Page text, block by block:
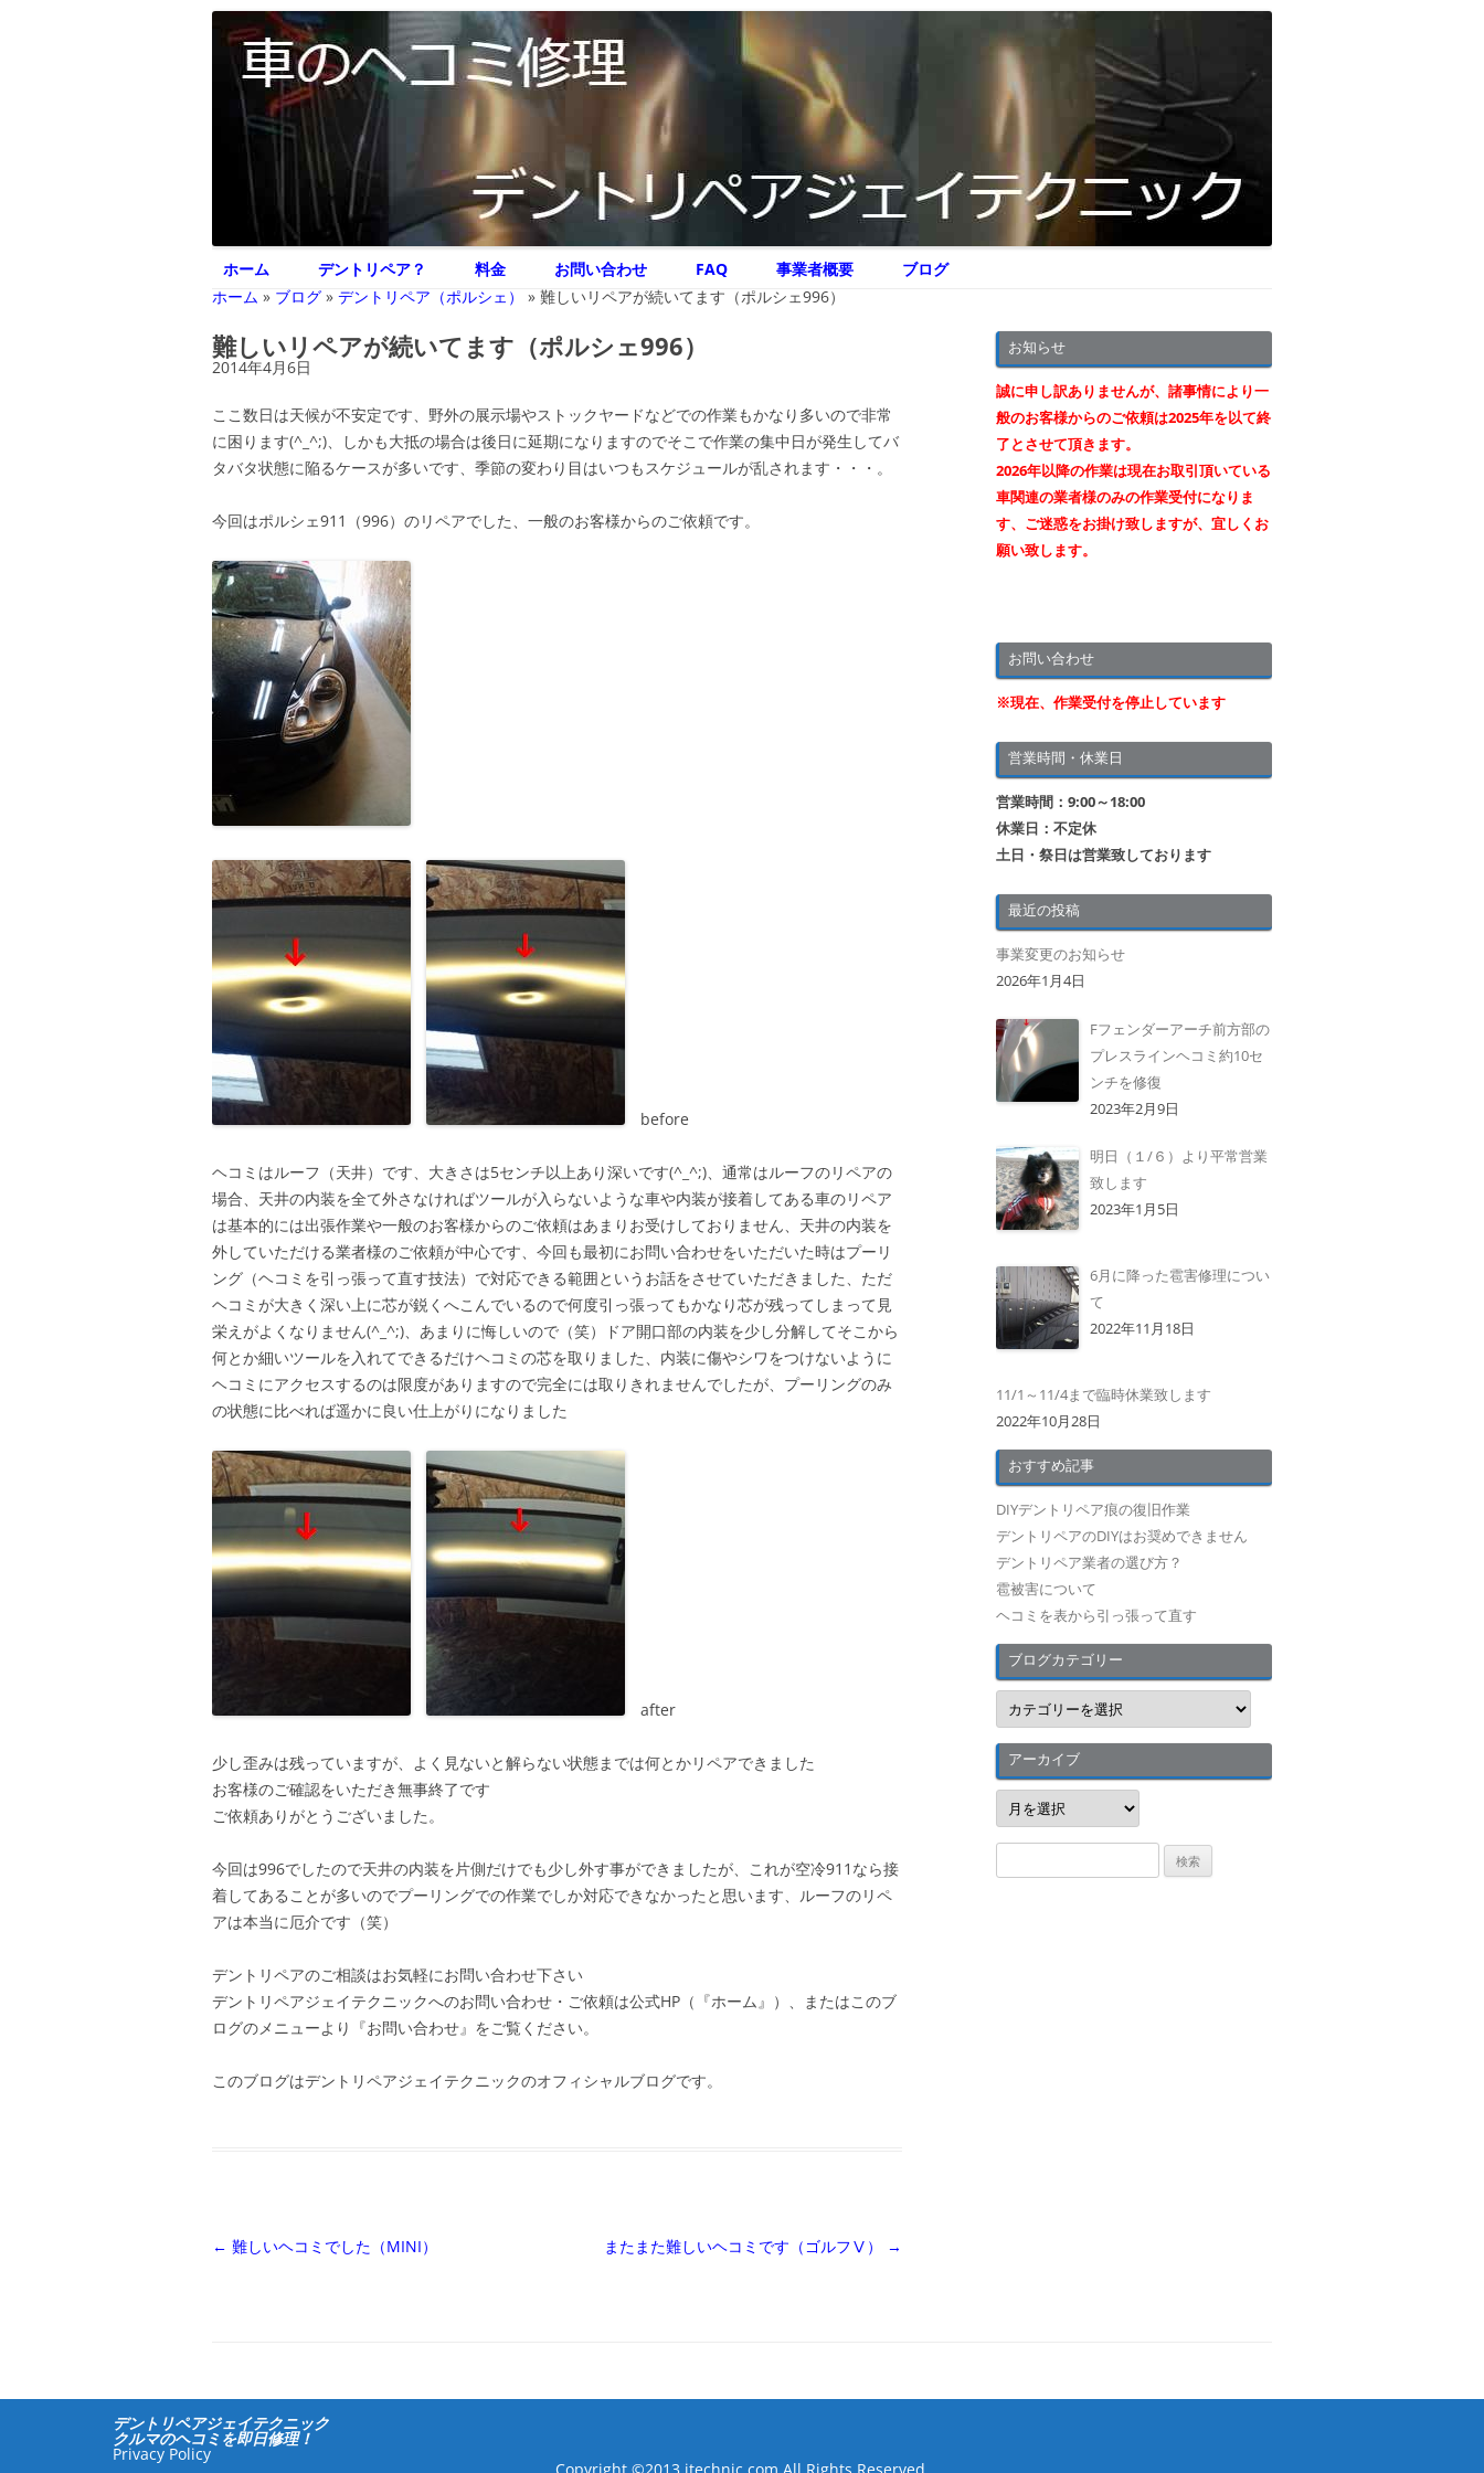
デントリペア ジェイテクニック
車のヘコミ修理専門 神奈川県横浜市 デントリペア ジェイテクニック
テ
ン
ホーム デントリペア？ 料金 お問い合わせ FAQ 事業者概要
ブログ
ホーム » ブログ » デントリペア（ポルシェ） » 難しいリペアが続いてます（ポルシェ996）
難しいリペアが続いてます（ポルシェ996）
2014年4月6日
ここ数日は天候が不安定です、野外の展示場やストックヤードなどでの作業もかなり多いので非常
に困ります(^_^;)、しかも大抵の場合は後日に延期になりますのでそこで作業の集中日が発生してバ
タバタ状態に陥るケースが多いです、季節の変わり目はいつもスケジュールが乱されます・・・。
今回はポルシェ911（996）のリペアでした、一般のお客様からのご依頼です。
before
ヘコミはルーフ（天井）です、大きさは5センチ以上あり深いです(^_^;)、通常はルーフのリペアの
場合、天井の内装を全て外さなければツールが入らないような車や内装が接着してある車のリペア
は基本的には出張作業や一般のお客様からのご依頼はあまりお受けしておりません、天井の内装を
外していただける業者様のご依頼が中心です、今回も最初にお問い合わせをいただいた時はプーリ
ング（ヘコミを引っ張って直す技法）で対応できる範囲というお話をさせていただきました、ただ
ヘコミが大きく深い上に芯が鋭くへこんでいるので何度引っ張ってもかなり芯が残ってしまって見
栄えがよくなりません(^_^;)、あまりに悔しいので（笑）ドア開口部の内装を少し分解してそこから
何とか細いツールを入れてできるだけヘコミの芯を取りました、内装に傷やシワをつけないように
ヘコミにアクセスするのは限度がありますので完全には取りきれませんでしたが、プーリングのみ
の状態に比べれば遥かに良い仕上がりになりました
after
少し歪みは残っていますが、よく見ないと解らない状態までは何とかリペアできました
お客様のご確認をいただき無事終了です
ご依頼ありがとうございました。
今回は996でしたので天井の内装を片側だけでも少し外す事ができましたが、これが空冷911なら接
着してあることが多いのでプーリングでの作業でしか対応できなかったと思います、ルーフのリペ
アは本当に厄介です（笑）
デントリペアのご相談はお気軽にお問い合わせ下さい
デントリペアジェイテクニックへのお問い合わせ・ご依頼は公式HP（『ホーム』）、またはこのブ
ログのメニューより『お問い合わせ』をご覧ください。
このブログはデントリペアジェイテクニックのオフィシャルブログです。
投
ー
シ
← 難しいヘコミでした（MINI） またまた難しいヘコミです（ゴルフⅤ） →
お知らせ
誠に申し訳ありませんが、諸事情により一
般のお客様からのご依頼は2025年を以て終
了とさせて頂きます。
2026年以降の作業は現在お取引頂いている
車関連の業者様のみの作業受付になりま
す、ご迷惑をお掛け致しますが、宜しくお
願い致します。
お問い合わせ
※現在、作業受付を停止しています
営業時間・休業日
営業時間：9:00～18:00
休業日：不定休
土日・祭日は営業致しております
最近の投稿
事業変更のお知らせ
2026年1月4日
Fフェンダーアーチ前方部の
プレスラインヘコミ約10セ
ンチを修復
2023年2月9日
明日（１/６）より平常営業
致します
2023年1月5日
6月に降った雹害修理につい
て
2022年11月18日
11/1～11/4まで臨時休業致します
2022年10月28日
おすすめ記事
DIYデントリペア痕の復旧作業
デントリペアのDIYはお奨めできません
デントリペア業者の選び方？
雹被害について
ヘコミを表から引っ張って直す
ブログカテゴリー
ブ
ロ
グ
カ
テ
ゴ
リ
アーカイブ
ア
ー
カ
イ
索
デントリペアジェイテクニック
クルマのヘコミを即日修理！
Privacy Policy